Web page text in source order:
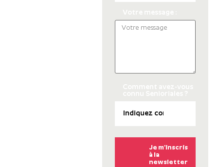
Je m’inscris
à la
newsletter